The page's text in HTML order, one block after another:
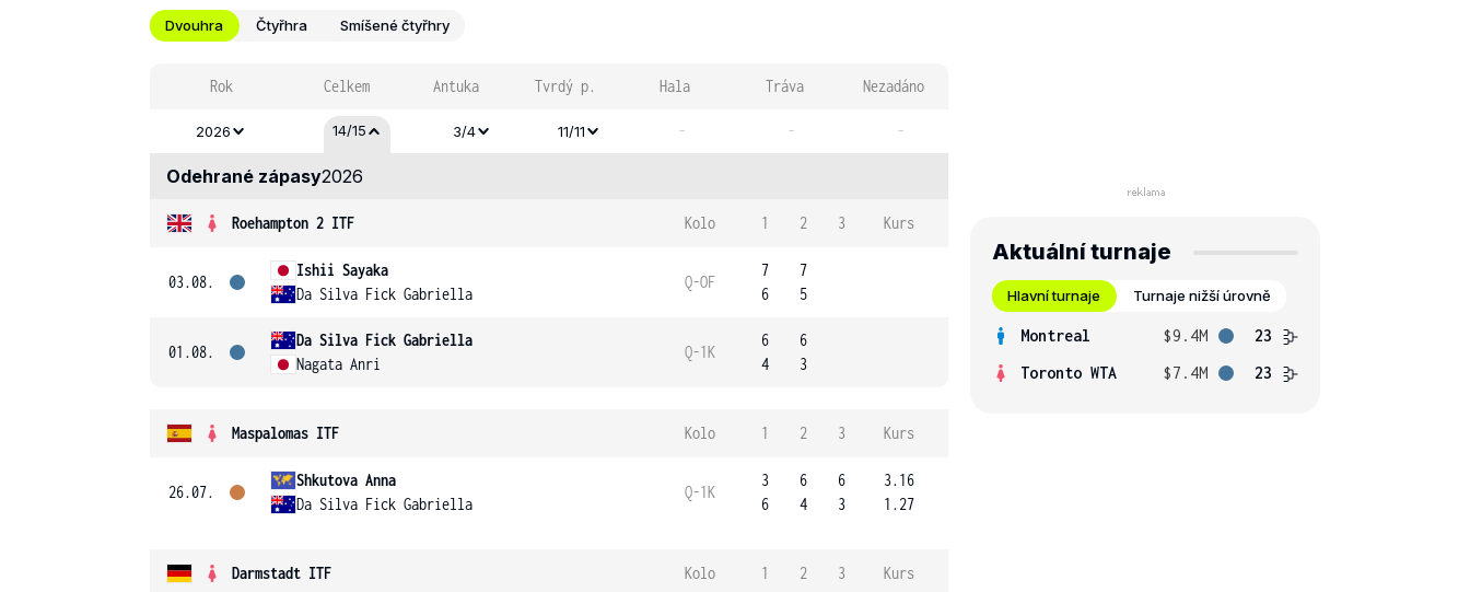
Dvouhra Čtyřhra Smíšené čtyřhry
Rok Celkem Antuka Tvrdý p. Hala Tráva Nezadáno
2026 14/15 3/4 11/11 - - -
Odehrané zápasy2026
Roehampton 2 ITF Kolo 1 2 3 Kurs
03.08.
Ishii Sayaka
Da Silva Fick Gabriella
Q-OF
7
6
7
5
01.08.
Da Silva Fick Gabriella
Nagata Anri
Q-1K
6
4
6
3
Maspalomas ITF Kolo 1 2 3 Kurs
26.07.
Shkutova Anna
Da Silva Fick Gabriella
Q-1K
3
6
6
4
6
3
3.16
1.27
Darmstadt ITF Kolo 1 2 3 Kurs
Aktuální turnaje
Hlavní turnaje Turnaje nižší úrovně
Montreal $9.4M
23
Toronto WTA
$7.4M 23